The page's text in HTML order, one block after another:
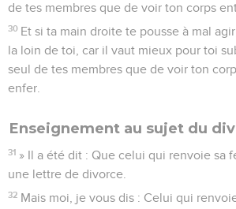
de tes membres que de voir ton corps
30 Et si ta main droite te pousse à mal
la loin de toi, car il vaut mieux pour toi
seul de tes membres que de voir ton
enfer.
Enseignement au sujet du
31 » Il a été dit : Que celui qui renvoie sa
une lettre de divorce.
32 Mais moi, je vous dis : Celui qui